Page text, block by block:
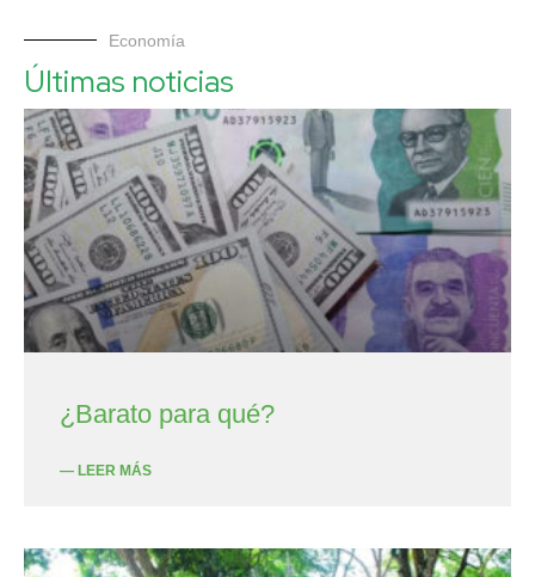
Economía
Últimas noticias
¿Barato para qué?
— LEER MÁS